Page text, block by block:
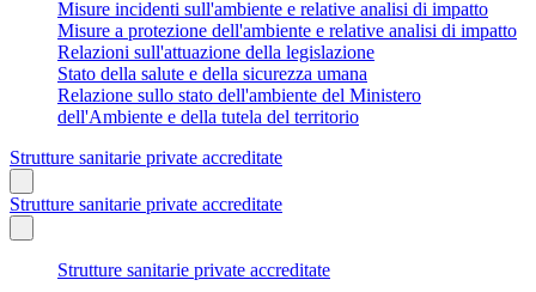
Misure incidenti sull'ambiente e relative analisi di impatto
Misure a protezione dell'ambiente e relative analisi di impatto
Relazioni sull'attuazione della legislazione
Stato della salute e della sicurezza umana
Relazione sullo stato dell'ambiente del Ministero
dell'Ambiente e della tutela del territorio
Strutture sanitarie private accreditate
Strutture sanitarie private accreditate
Strutture sanitarie private accreditate